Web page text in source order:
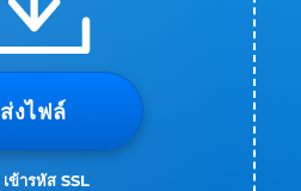
ส่งไฟล์
เข้ารหัส SSL